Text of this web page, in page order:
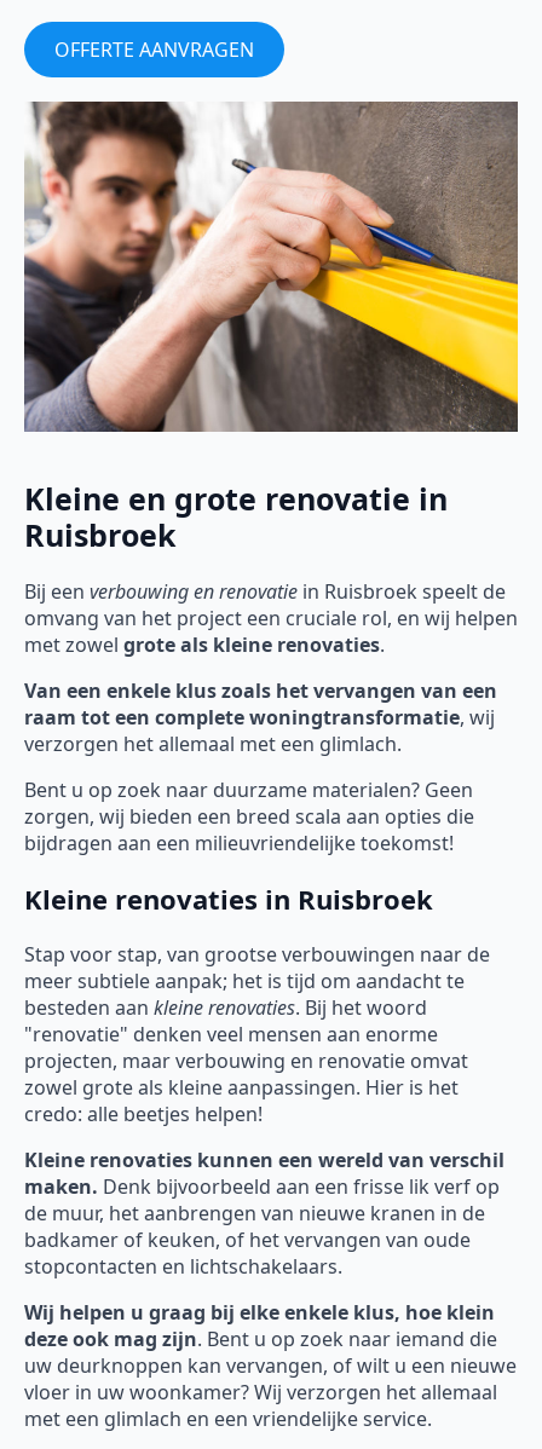
OFFERTE AANVRAGEN
Kleine en grote renovatie in
Ruisbroek
Bij een verbouwing en renovatie in Ruisbroek speelt de
omvang van het project een cruciale rol, en wij helpen
met zowel grote als kleine renovaties.
Van een enkele klus zoals het vervangen van een
raam tot een complete woningtransformatie, wij
verzorgen het allemaal met een glimlach.
Bent u op zoek naar duurzame materialen? Geen
zorgen, wij bieden een breed scala aan opties die
bijdragen aan een milieuvriendelijke toekomst!
Kleine renovaties in Ruisbroek
Stap voor stap, van grootse verbouwingen naar de
meer subtiele aanpak; het is tijd om aandacht te
besteden aan kleine renovaties. Bij het woord
"renovatie" denken veel mensen aan enorme
projecten, maar verbouwing en renovatie omvat
zowel grote als kleine aanpassingen. Hier is het
credo: alle beetjes helpen!
Kleine renovaties kunnen een wereld van verschil
maken. Denk bijvoorbeeld aan een frisse lik verf op
de muur, het aanbrengen van nieuwe kranen in de
badkamer of keuken, of het vervangen van oude
stopcontacten en lichtschakelaars.
Wij helpen u graag bij elke enkele klus, hoe klein
deze ook mag zijn. Bent u op zoek naar iemand die
uw deurknoppen kan vervangen, of wilt u een nieuwe
vloer in uw woonkamer? Wij verzorgen het allemaal
met een glimlach en een vriendelijke service.